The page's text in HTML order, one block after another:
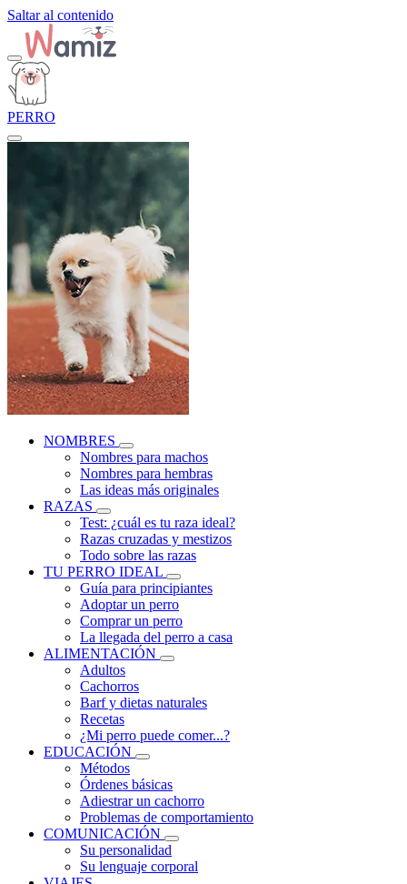
Saltar al contenido
PERRO
NOMBRES
Nombres para machos
Nombres para hembras
Las ideas más originales
RAZAS
Test: ¿cuál es tu raza ideal?
Razas cruzadas y mestizos
Todo sobre las razas
TU PERRO IDEAL
Guía para principiantes
Adoptar un perro
Comprar un perro
La llegada del perro a casa
ALIMENTACIÓN
Adultos
Cachorros
Barf y dietas naturales
Recetas
¿Mi perro puede comer...?
EDUCACIÓN
Métodos
Órdenes básicas
Adiestrar un cachorro
Problemas de comportamiento
COMUNICACIÓN
Su personalidad
Su lenguaje corporal